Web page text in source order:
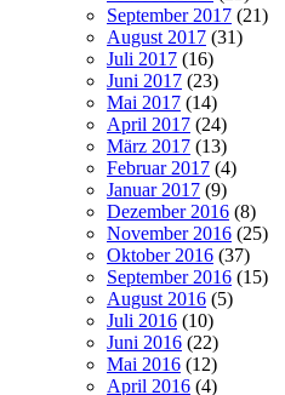
September 2017 (21)
August 2017 (31)
Juli 2017 (16)
Juni 2017 (23)
Mai 2017 (14)
April 2017 (24)
März 2017 (13)
Februar 2017 (4)
Januar 2017 (9)
Dezember 2016 (8)
November 2016 (25)
Oktober 2016 (37)
September 2016 (15)
August 2016 (5)
Juli 2016 (10)
Juni 2016 (22)
Mai 2016 (12)
April 2016 (4)